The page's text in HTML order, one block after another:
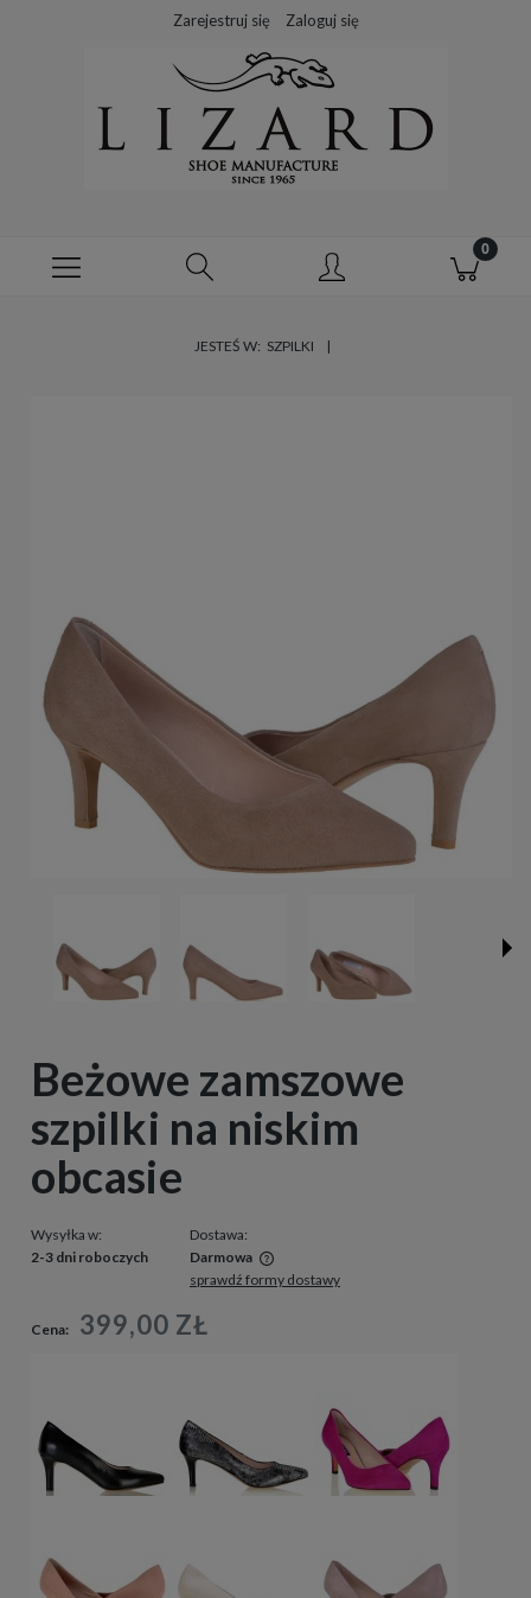
Zarejestruj się Zaloguj się
JESTEŚ W: SZPILKI
Beżowe zamszowe
szpilki na niskim
obcasie
Wysyłka w:
2-3 dni roboczych
Dostawa:
Darmowa
Cena nie zawiera ewentualnych kosztów płatności
sprawdź formy dostawy
Cena: 399,00 ZŁ